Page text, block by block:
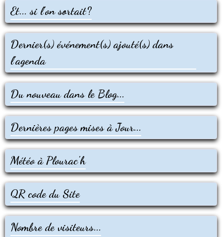
Et... si l'on sortait?
Dernier(s) événement(s) ajouté(s) dans
l'agenda
Du nouveau dans le Blog...
Dernières pages mises à Jour...
Météo à Plourac'h
QR code du Site
Nombre de visiteurs...